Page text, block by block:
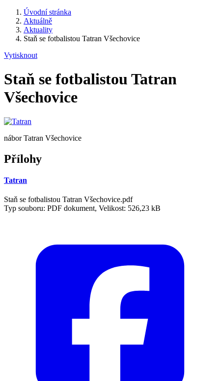
Úvodní stránka
Aktuálně
Aktuality
Staň se fotbalistou Tatran Všechovice
Vytisknout
Staň se fotbalistou Tatran
Všechovice
nábor Tatran Všechovice
Přílohy
Tatran
Staň se fotbalistou Tatran Všechovice.pdf
Typ souboru: PDF dokument, Velikost: 526,23 kB